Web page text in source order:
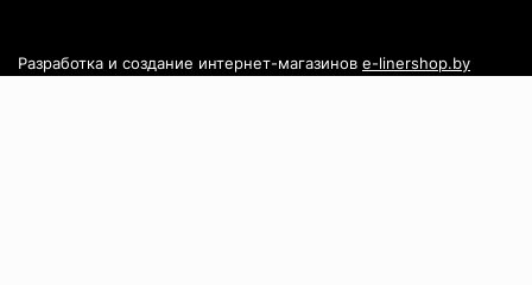
Разработка и создание интернет-магазинов e-linershop.by